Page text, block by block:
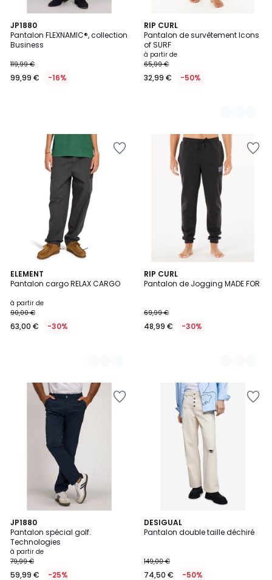
JP1880
Pantalon FLEXNAMIC®, collection
Business
119,99 €
99,99 € -16%
RIP CURL
Pantalon de survêtement Icons
of SURF
à partir de
65,99 €
32,99 € -50%
2
Couleurs
ELEMENT
Pantalon cargo RELAX CARGO
à partir de
90,00 €
63,00 € -30%
4
Couleurs
RIP CURL
Pantalon de Jogging MADE FOR
69,99 €
48,99 € -30%
2
Couleurs
JP1880
Pantalon spécial golf.
Technologies
à partir de
79,99 €
59,99 € -25%
2
Couleurs
DESIGUAL
Pantalon double taille déchiré
149,00 €
74,50 € -50%